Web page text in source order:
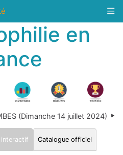
en
(Dimanche 14 juillet 2024)
interactif Catalogue officiel